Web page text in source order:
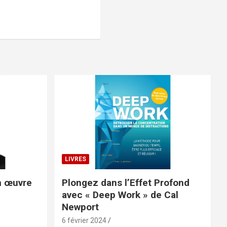
œuvre
LIVRES
Plongez dans l’Effet Profond
avec « Deep Work » de Cal
Newport
6 février 2024